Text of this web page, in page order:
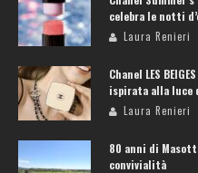
celebra le notti
Laura Renieri
Chanel LES
ispirata alla luce
Laura Renieri
80 anni di
convivialità